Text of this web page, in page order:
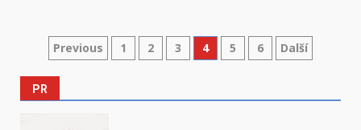
Stránkování
příspěvků
Previous 1 2 3 4 5 6 Další
PR